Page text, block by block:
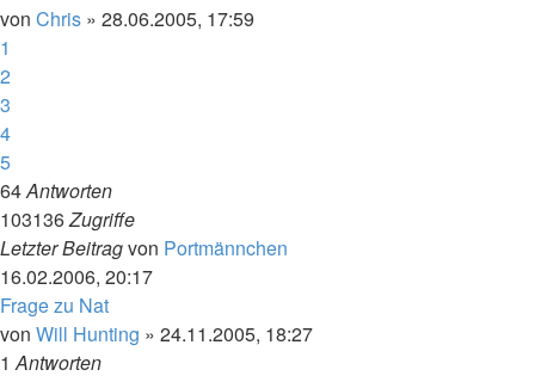
von Chris » 28.06.2005, 17:59
1
2
3
4
5
64Antworten
103136Zugriffe
Letzter Beitragvon Portmännchen
16.02.2006, 20:17
Frage zu Nat
von Will Hunting » 24.11.2005, 18:27
1Antworten